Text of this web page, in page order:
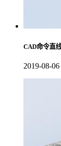
CAD命令直
2019-08-06